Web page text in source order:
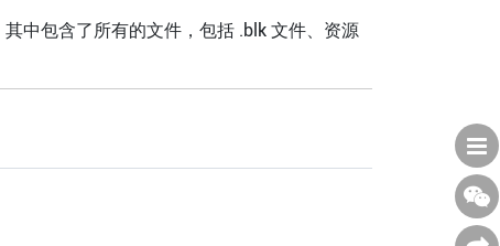
中包含了所有的文件，包括 .blk 文件、资源